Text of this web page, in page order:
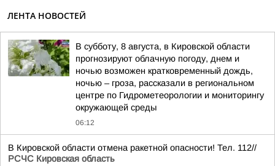
ЛЕНТА НОВОСТЕЙ
В субботу, 8 августа, в Кировской области
прогнозируют облачную погоду, днем и
ночью возможен кратковременный дождь,
ночью – гроза, рассказали в региональном
центре по Гидрометеорологии и мониторингу
окружающей среды
06:12
В Кировской области отмена ракетной опасности! Тел. 112//
РСЧС Кировская область